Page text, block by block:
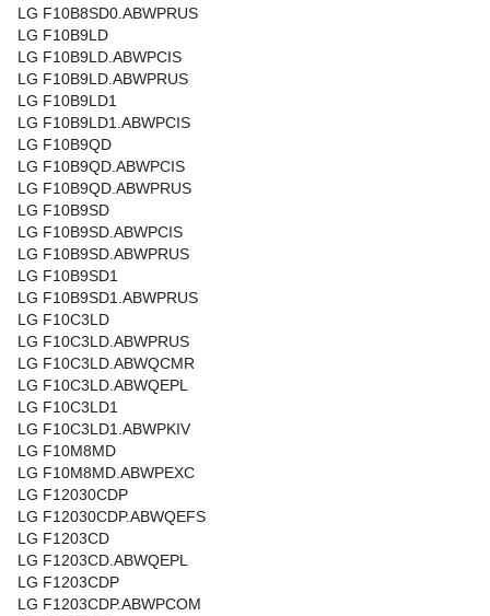
LG F10B8SD0.ABWPRUS
LG F10B9LD
LG F10B9LD.ABWPCIS
LG F10B9LD.ABWPRUS
LG F10B9LD1
LG F10B9LD1.ABWPCIS
LG F10B9QD
LG F10B9QD.ABWPCIS
LG F10B9QD.ABWPRUS
LG F10B9SD
LG F10B9SD.ABWPCIS
LG F10B9SD.ABWPRUS
LG F10B9SD1
LG F10B9SD1.ABWPRUS
LG F10C3LD
LG F10C3LD.ABWPRUS
LG F10C3LD.ABWQCMR
LG F10C3LD.ABWQEPL
LG F10C3LD1
LG F10C3LD1.ABWPKIV
LG F10M8MD
LG F10M8MD.ABWPEXC
LG F12030CDP
LG F12030CDP.ABWQEFS
LG F1203CD
LG F1203CD.ABWQEPL
LG F1203CDP
LG F1203CDP.ABWPCOM